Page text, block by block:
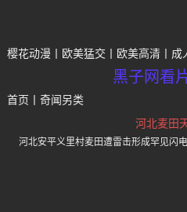
樱花动漫 欧美猛交 欧美高清 成
黑子网看
首页 奇闻另类
河北麦田
河北安平义里村麦田遭雷击形成罕见闪